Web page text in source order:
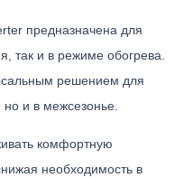
предназначена для
так и в режиме обогрева.
решением для
но и в межсезонье.
комфортную
необходимость в